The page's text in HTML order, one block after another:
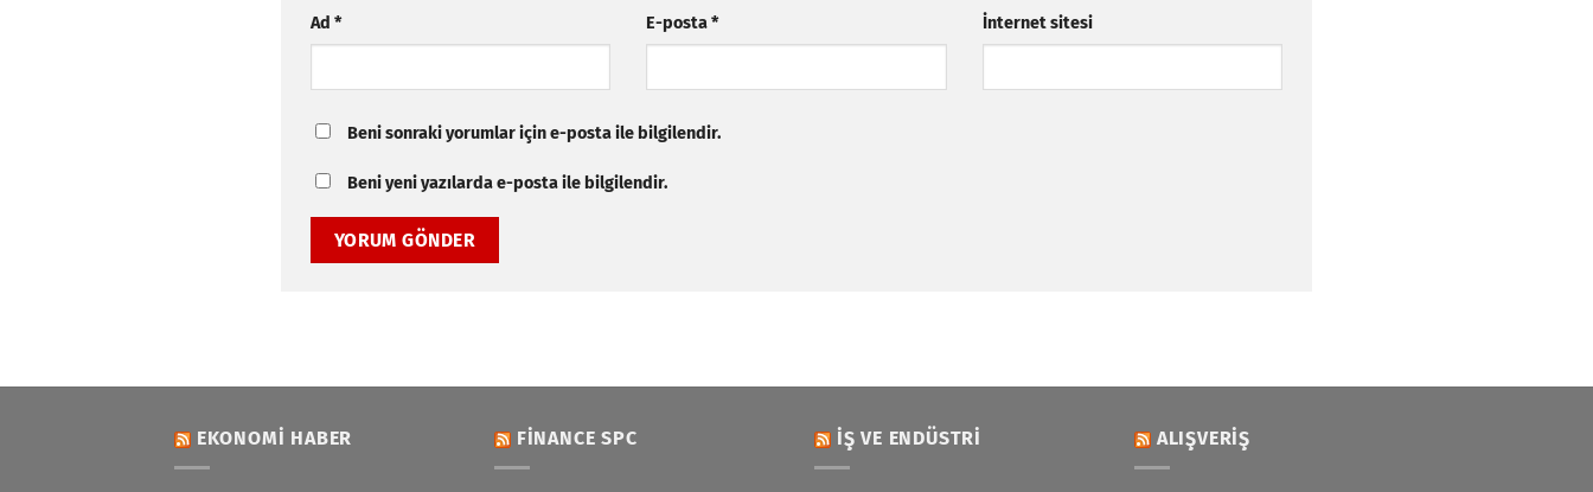
Ad * E-posta* İnternet sitesi
Beni sonraki yorumlar için e-posta ile bilgilendir.
Beni yeni yazılarda e-posta ile bilgilendir.
EKONOMI HABER FINANCE SPC İŞ VE ENDÜSTRI ALIŞVERIŞ